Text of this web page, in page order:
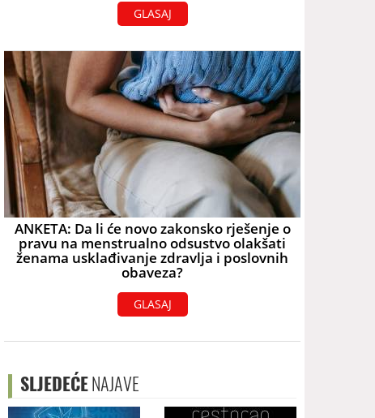
GLASAJ
ANKETA: Da li će novo zakonsko rješenje o
pravu na menstrualno odsustvo olakšati
ženama usklađivanje zdravlja i poslovnih
obaveza?
GLASAJ
SLJEDEĆENAJAVE